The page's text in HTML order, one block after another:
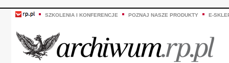
SZKOLENIA I KONFERENCJE POZNAJ NASZE PRODUKTY E-